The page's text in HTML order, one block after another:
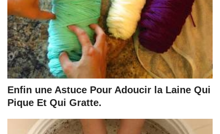
Enfin une Astuce Pour Adoucir la Laine Qui
Pique Et Qui Gratte.